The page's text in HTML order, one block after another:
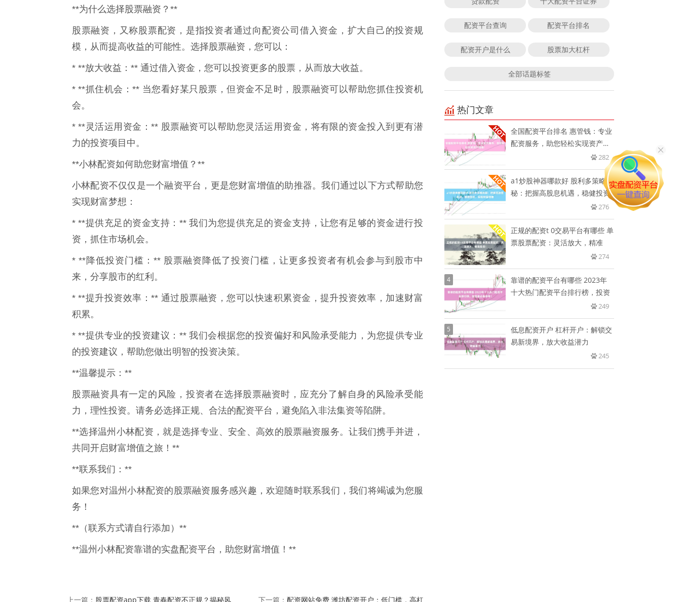
**为什么选择股票融资？**
股票融资，又称股票配资，是指投资者通过向配资公司借入资金，扩大自己的投资规
模，从而提高收益的可能性。选择股票融资，您可以：
* **放大收益：** 通过借入资金，您可以投资更多的股票，从而放大收益。
* **抓住机会：** 当您看好某只股票，但资金不足时，股票融资可以帮助您抓住投资机
会。
* **灵活运用资金：** 股票融资可以帮助您灵活运用资金，将有限的资金投入到更有潜
力的投资项目中。
**小林配资如何助您财富增值？**
小林配资不仅仅是一个融资平台，更是您财富增值的助推器。我们通过以下方式帮助您
实现财富梦想：
* **提供充足的资金支持：** 我们为您提供充足的资金支持，让您有足够的资金进行投
资，抓住市场机会。
* **降低投资门槛：** 股票融资降低了投资门槛，让更多投资者有机会参与到股市中
来，分享股市的红利。
* **提升投资效率：** 通过股票融资，您可以快速积累资金，提升投资效率，加速财富
积累。
* **提供专业的投资建议：** 我们会根据您的投资偏好和风险承受能力，为您提供专业
的投资建议，帮助您做出明智的投资决策。
**温馨提示：**
股票融资具有一定的风险，投资者在选择股票融资时，应充分了解自身的风险承受能
力，理性投资。请务必选择正规、合法的配资平台，避免陷入非法集资等陷阱。
**选择温州小林配资，就是选择专业、安全、高效的股票融资服务。让我们携手并进，
共同开启财富增值之旅！**
**联系我们：**
如果您对温州小林配资的股票融资服务感兴趣，欢迎随时联系我们，我们将竭诚为您服
务！
**（联系方式请自行添加）**
**温州小林配资靠谱的实盘配资平台，助您财富增值！**
上一篇： 股票配资app下载 青春配资不正规？揭秘风 下一篇： 配资网站免费 潍坊配资开户：低门槛，高杠
配资平台查询 配资平台排名
配资开户是什么 股票加大杠杆
全部话题标签
热门文章
全国配资平台排名 惠管钱：专业
配资服务，助您轻松实现资产增
282
a1炒股神器哪款好 股利多策略揭
秘：把握高股息机遇，稳健投资
276
正规的配资t 0交易平台有哪些 单
票股票配资：灵活放大，精准
274
4
靠谱的配资平台有哪些 2023年
十大热门配资平台排行榜，投资
249
5
低息配资开户 杠杆开户：解锁交
易新境界，放大收益潜力
245